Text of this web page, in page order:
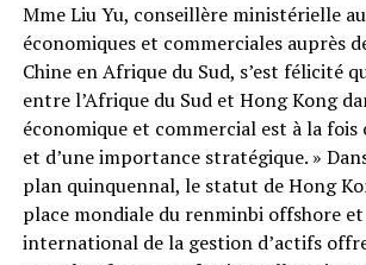
Mme Liu Yu, conseillère ministérielle
économiques et commerciales auprès
Chine en Afrique du Sud, s’est félicité
entre l’Afrique du Sud et Hong Kong
économique et commercial est à la
et d’une importance stratégique. »
plan quinquennal, le statut de Hong
place mondiale du renminbi offshore
international de la gestion d’actifs